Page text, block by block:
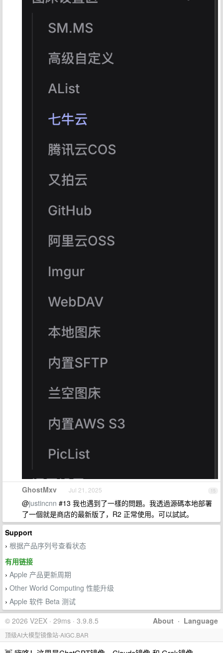
15
GhostMxv Jul 21, 2025
@justincnn #13 我也遇到了一樣的問題。我透過源碼本地部署
了一個就是商店的最新版了，R2 正常使用。可以試試。
Support
› 根据产品序列号查看状态
有用链接
› Apple 产品更新周期
› Other World Computing 性能升级
› Apple 软件 Beta 测试
About · Language
© 2026 V2EX · 29ms · 3.9.8.5
顶级AI大模型镜像站-AIGC.BAR